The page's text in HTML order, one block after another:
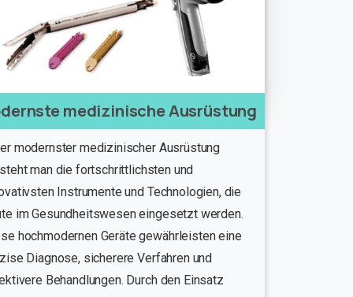
medizinische Ausrüstung
modernster medizinischer Ausrüstung
man die fortschrittlichsten und
Instrumente und Technologien, die
im Gesundheitswesen eingesetzt werden.
hochmodernen Geräte gewährleisten eine
Diagnose, sicherere Verfahren und
Behandlungen. Durch den Einsatz